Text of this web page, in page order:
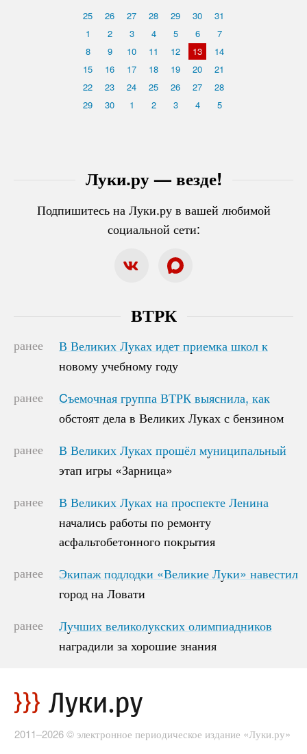
Луки.ру — везде!
Подпишитесь на Луки.ру в вашей любимой
социальной сети:
25 26 27 28 29 30
31
1
2 3 4 5 6
7
8
9 10 11 12 13
14
15
16 17 18 19 20
21
22
23 24 25 26 27
28
29
30 1 2 3 4 5
ВТРК
ранее
В Великих Луках идет приемка школ к
новому учебному году
В Великих Луках идет приемка школ к
новому учебному году
ранее
Cъемочная группа ВТРК выяснила, как
обстоят дела в Великих Луках с бензином
Cъемочная группа ВТРК выяснила, как
обстоят дела в Великих Луках с бензином
ранее
В Великих Луках прошёл муниципальный
этап игры «Зарница»
В Великих Луках прошёл муниципальный
этап игры «Зарница»
ранее
В Великих Луках на проспекте Ленина
начались работы по ремонту
асфальтобетонного покрытия
В Великих Луках на проспекте Ленина
начались работы по ремонту
асфальтобетонного покрытия
ранее
Экипаж подлодки «Великие Луки» навестил
город на Ловати
Экипаж подлодки «Великие Луки» навестил
город на Ловати
ранее
Лучших великолукских олимпиадников
наградили за хорошие знания
Лучших великолукских олимпиадников
наградили за хорошие знания
2011–2026 © электронное периодическое издание «Луки.ру»